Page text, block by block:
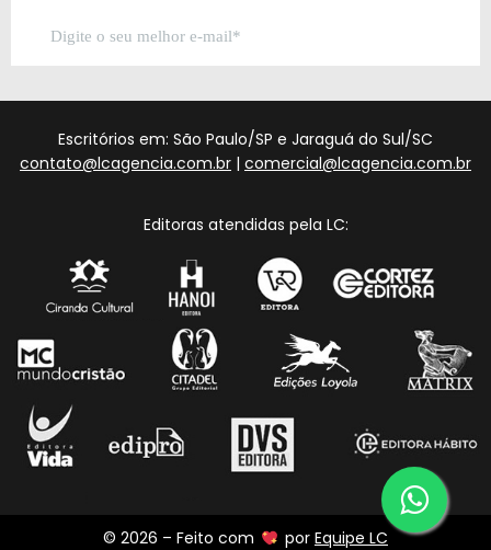
Escritórios em: São Paulo/SP e Jaraguá do Sul/SC
contato@lcagencia.com.br | comercial@lcagencia.com.br
Editoras atendidas pela LC:
© 2026 – Feito com por Equipe LC